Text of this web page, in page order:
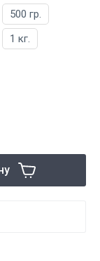
500 гр.
1 кг.